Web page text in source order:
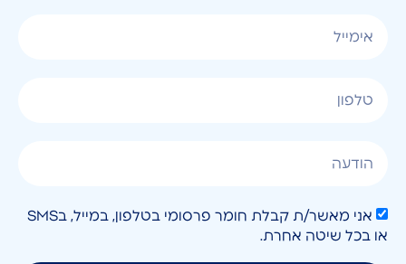
אני מאשר/ת קבלת חומר פרסומי בטלפון, במייל, בSMS
או בכל שיטה אחרת.